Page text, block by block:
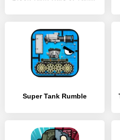
Super Tank Rumble